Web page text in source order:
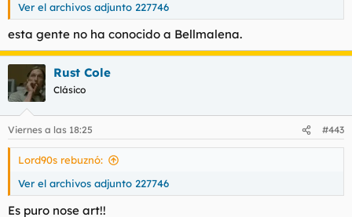
Ver el archivos adjunto 227746
esta gente no ha conocido a Bellmalena.
Rust Cole
Clásico
Viernes a las 18:25 #443
Lord90s rebuznó:
Ver el archivos adjunto 227746
Es puro nose art!!